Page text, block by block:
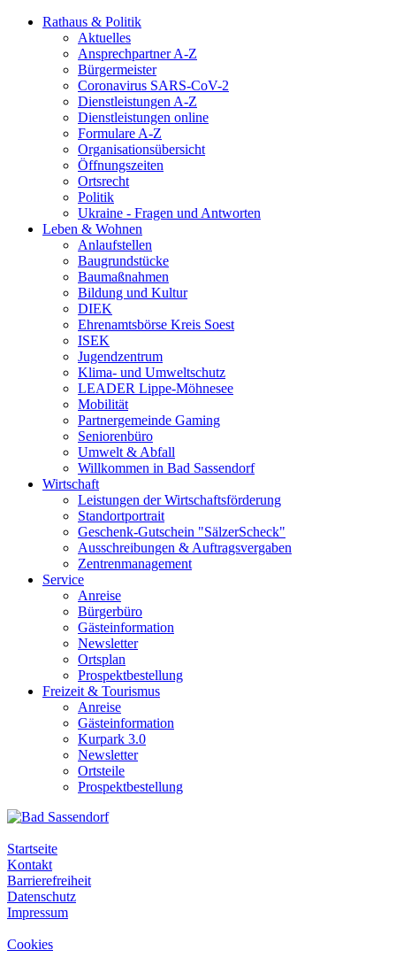
Rathaus & Politik
Aktuelles
Ansprechpartner A-Z
Bürgermeister
Coronavirus SARS-CoV-2
Dienstleistungen A-Z
Dienstleistungen online
Formulare A-Z
Organisationsübersicht
Öffnungszeiten
Ortsrecht
Politik
Ukraine - Fragen und Antworten
Leben & Wohnen
Anlaufstellen
Baugrundstücke
Baumaßnahmen
Bildung und Kultur
DIEK
Ehrenamtsbörse Kreis Soest
ISEK
Jugendzentrum
Klima- und Umweltschutz
LEADER Lippe-Möhnesee
Mobilität
Partnergemeinde Gaming
Seniorenbüro
Umwelt & Abfall
Willkommen in Bad Sassendorf
Wirtschaft
Leistungen der Wirtschaftsförderung
Standortportrait
Geschenk-Gutschein "SälzerScheck"
Ausschreibungen & Auftragsvergaben
Zentrenmanagement
Service
Anreise
Bürgerbüro
Gästeinformation
Newsletter
Ortsplan
Prospektbestellung
Freizeit & Tourismus
Anreise
Gästeinformation
Kurpark 3.0
Newsletter
Ortsteile
Prospektbestellung
Startseite
Kontakt
Barrierefreiheit
Datenschutz
Impressum
Cookies